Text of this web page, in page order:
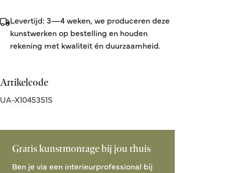
Levertijd: 3—4 weken, we produceren deze
kunstwerken op bestelling en houden
rekening met kwaliteit én duurzaamheid.
Artikelcode
UA-X1045351S
Gratis kunstmontage bij jou thuis
Ben je via een interieurprofessional bij